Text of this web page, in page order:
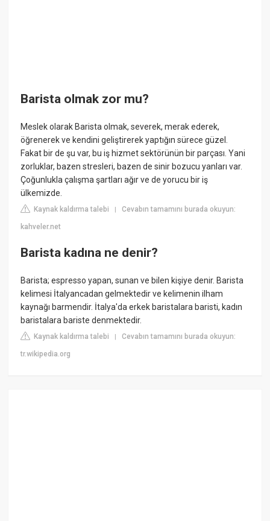
Barista olmak zor mu?
Meslek olarak Barista olmak, severek, merak ederek,
öğrenerek ve kendini geliştirerek yaptığın sürece güzel.
Fakat bir de şu var, bu iş hizmet sektörünün bir parçası. Yani
zorluklar, bazen stresleri, bazen de sinir bozucu yanları var.
Çoğunlukla çalışma şartları ağır ve de yorucu bir iş
ülkemizde.
Kaynak kaldırma talebi |Cevabın tamamını burada okuyun:
kahveler.net
Barista kadına ne denir?
Barista; espresso yapan, sunan ve bilen kişiye denir. Barista
kelimesi İtalyancadan gelmektedir ve kelimenin ilham
kaynağı barmendir. İtalya'da erkek baristalara baristi, kadın
baristalara bariste denmektedir.
Kaynak kaldırma talebi |Cevabın tamamını burada okuyun:
tr.wikipedia.org